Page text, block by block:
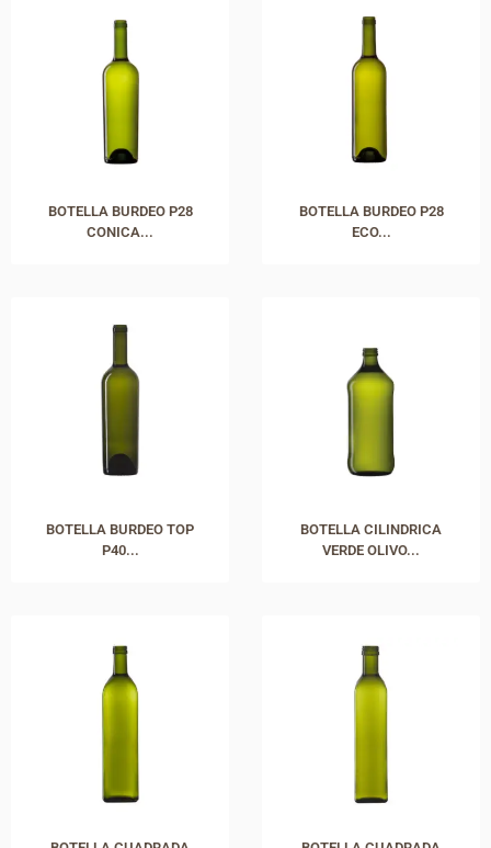
BOTELLA BURDEO P28
CONICA...
BOTELLA BURDEO P28
ECO...
BOTELLA BURDEO TOP
P40...
BOTELLA CILINDRICA
VERDE OLIVO...